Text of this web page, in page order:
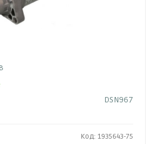
DSN967
Код: 1935643-75